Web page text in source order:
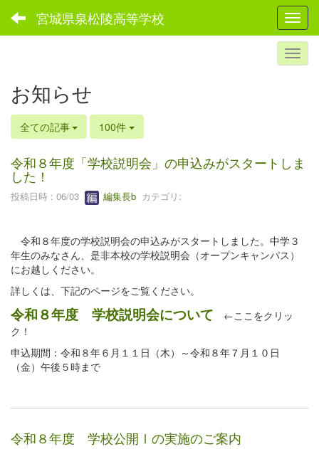
宮城県泉松陵高等学校
お知らせ
全ての記事 100件
令和８年度「学校説明会」の申込みがスタートしま
した！
投稿日時 : 06/03 編集長b カテゴリ:
令和８年度の学校説明会の申込みがスタートしました。中学３
年生のみなさん、是非本校の学校説明会（オープンキャンパス）
にお越しください。
詳しくは、下記のページをご覧ください。
令和８年度 学校説明会について ←ここをクリッ
ク！
申込期間：令和８年６月１１日（木）～令和８年７月１０日
（金）午後５時まで
令和８年度 学校公開Ⅰの実施のご案内